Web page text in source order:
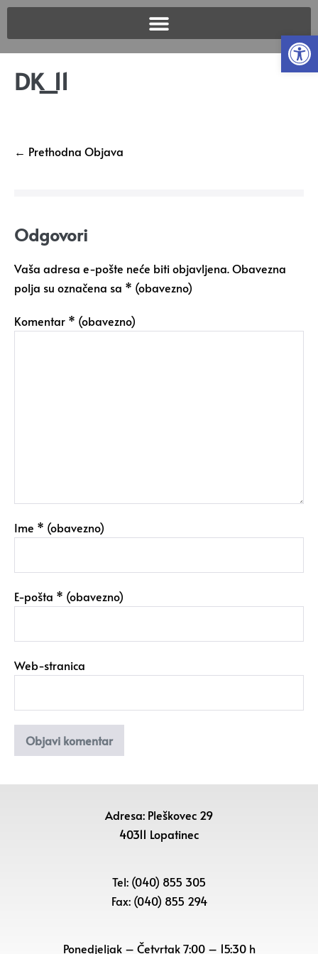
DK_11
← Prethodna Objava
Odgovori
Vaša adresa e-pošte neće biti objavljena.Obavezna
polja su označena sa * (obavezno)
Komentar * (obavezno)
Ime * (obavezno)
E-pošta * (obavezno)
Web-stranica
Adresa: Pleškovec 29
40311 Lopatinec
Tel: (040) 855 305
Fax: (040) 855 294
Ponedjeljak – Četvrtak 7:00 – 15:30 h